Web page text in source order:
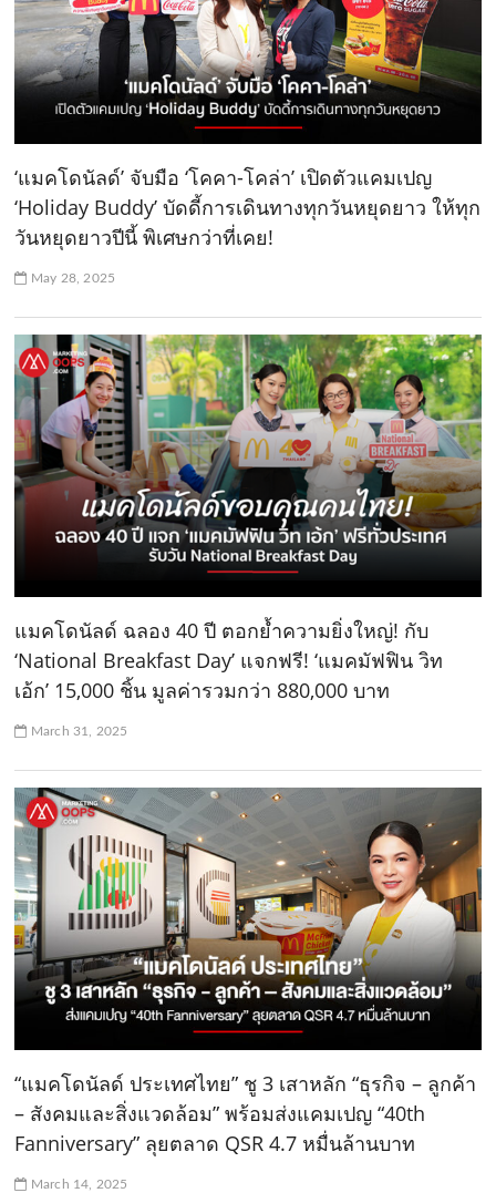
‘แมคโดนัลด์’ จับมือ ‘โคคา-โคล่า’ เปิดตัวแคมเปญ
‘Holiday Buddy’ บัดดี้การเดินทางทุกวันหยุดยาว ให้ทุก
วันหยุดยาวปีนี้ พิเศษกว่าที่เคย!
May 28, 2025
แมคโดนัลด์ ฉลอง 40 ปี ตอกย้ำความยิ่งใหญ่! กับ
‘National Breakfast Day’ แจกฟรี! ‘แมคมัฟฟิน วิท
เอ้ก’ 15,000 ชิ้น มูลค่ารวมกว่า 880,000 บาท
March 31, 2025
“แมคโดนัลด์ ประเทศไทย” ชู 3 เสาหลัก “ธุรกิจ – ลูกค้า
– สังคมและสิ่งแวดล้อม” พร้อมส่งแคมเปญ “40th
Fanniversary” ลุยตลาด QSR 4.7 หมื่นล้านบาท
March 14, 2025